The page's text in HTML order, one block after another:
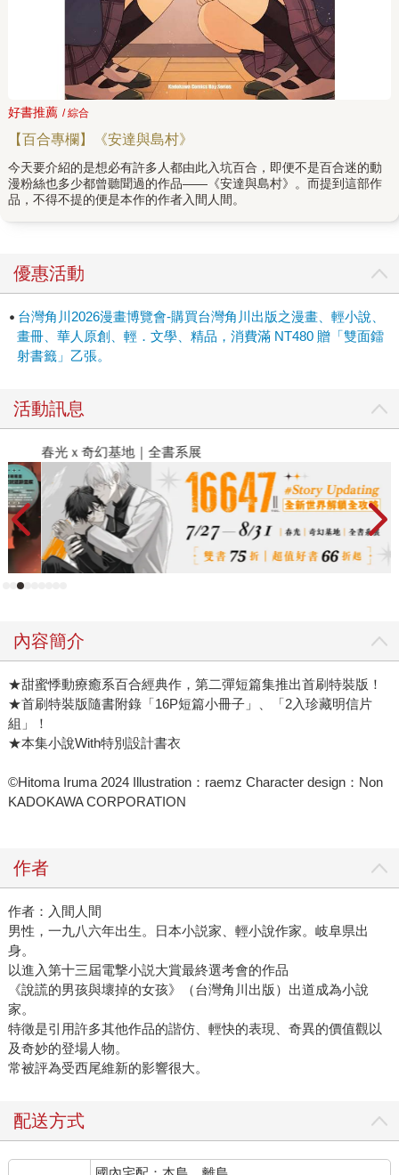
好書推薦 / 綜合
【百合專欄】《安達與島村》
今天要介紹的是想必有許多人都由此入坑百合，即便不是百合迷的動
漫粉絲也多少都曾聽聞過的作品——《安達與島村》。而提到這部作
品，不得不提的便是本作的作者入間人間。
優惠活動
台灣角川2026漫畫博覽會-購買台灣角川出版之漫畫、輕小說、
畫冊、華人原創、輕．文學、精品，消費滿 NT480 贈「雙面鐳
射書籤」乙張。
活動訊息
春光ｘ奇幻基地｜全書系展
內容簡介
★甜蜜悸動療癒系百合經典作，第二彈短篇集推出首刷特裝版！
★首刷特裝版隨書附錄「16P短篇小冊子」、「2入珍藏明信片
組」！
★本集小說With特別設計書衣
©Hitoma Iruma 2024 Illustration：raemz Character design：Non
KADOKAWA CORPORATION
作者
作者：入間人間
男性，一九八六年出生。日本小説家、輕小說作家。岐阜県出
身。
以進入第十三屆電撃小説大賞最終選考會的作品
《說謊的男孩與壞掉的女孩》（台灣角川出版）出道成為小說
家。
特徵是引用許多其他作品的諧仿、輕快的表現、奇異的價值觀以
及奇妙的登場人物。
常被評為受西尾維新的影響很大。
配送方式